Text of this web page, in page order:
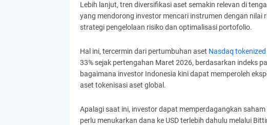
Lebih lanjut, tren diversifikasi aset semakin relevan di
yang mendorong investor mencari instrumen dengan nilai
strategi pengelolaan risiko dan optimalisasi portofolio.
Hal ini, tercermin dari pertumbuhan aset Nasdaq tokenized
33% sejak pertengahan Maret 2026, berdasarkan indeks
bagaimana investor Indonesia kini dapat memperoleh
aset tokenisasi aset global.
Apalagi saat ini, investor dapat memperdagangkan
perlu menukarkan dana ke USD terlebih dahulu melalui